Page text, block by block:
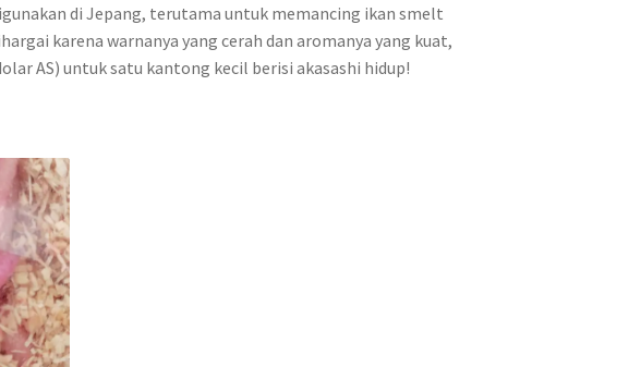
di Jepang, terutama untuk memancing ikan smelt
karena warnanya yang cerah dan aromanya yang kuat,
AS) untuk satu kantong kecil berisi akasashi hidup!